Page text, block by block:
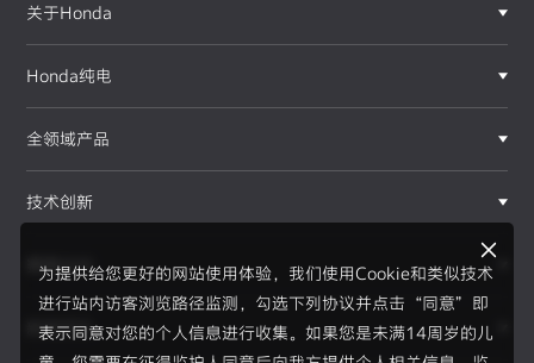
为提供给您更好的网站使用体验，我们使用Cookie和类似技术
进行站内访客浏览路径监测，勾选下列协议并点击“同意”即
表示同意对您的个人信息进行收集。如果您是未满14周岁的儿
关于Honda
Honda纯电
全领域产品
技术创新
赛事运动
新闻资讯
F1®赛事